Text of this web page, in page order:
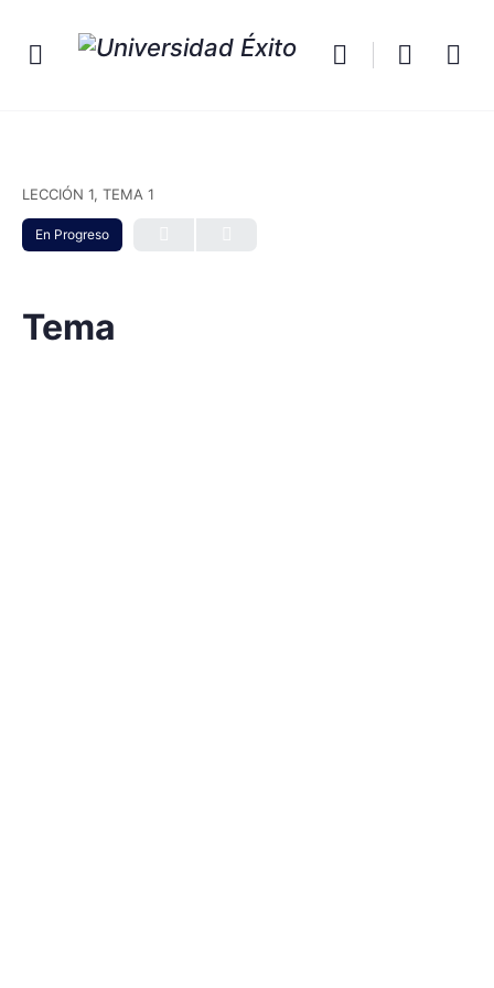
LECCIÓN 1, TEMA 1
En Progreso
Tema